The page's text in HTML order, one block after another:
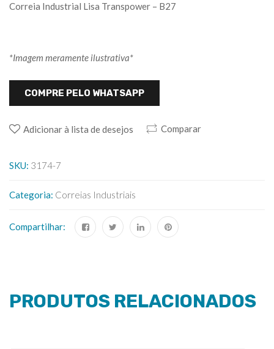
Correia Industrial Lisa Transpower – B27
*Imagem meramente ilustrativa*
COMPRE PELO WHATSAPP
Adicionar à lista de desejos Comparar
SKU: 3174-7
Categoria: Correias Industriais
Compartilhar:
PRODUTOS RELACIONADOS